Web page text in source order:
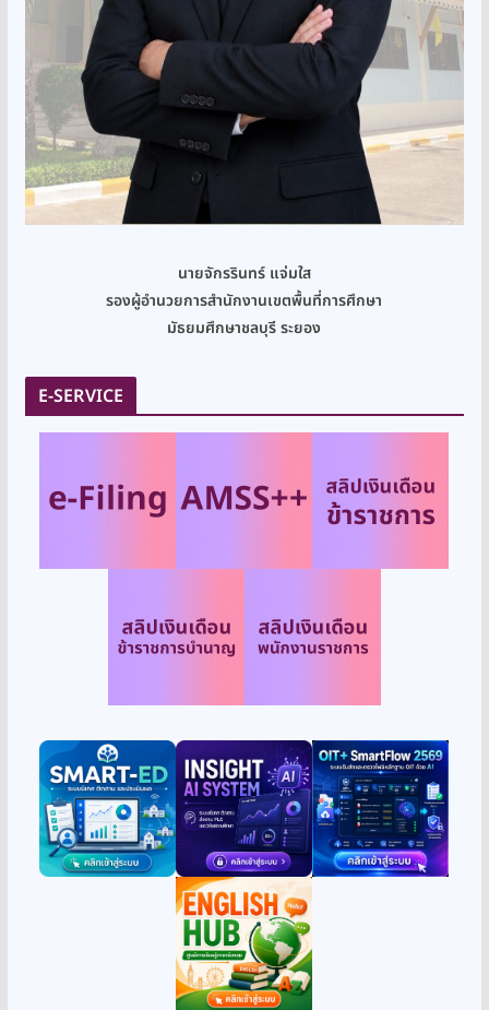
นายจักรรินทร์ แจ่มใส
รองผู้อำนวยการสำนักงานเขตพื้นที่การศึกษา
มัธยมศึกษาชลบุรี ระยอง
E-SERVICE